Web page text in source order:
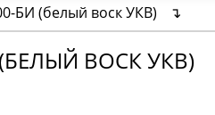
БИ (белый воск УКВ) ↴
ВОСК УКВ)